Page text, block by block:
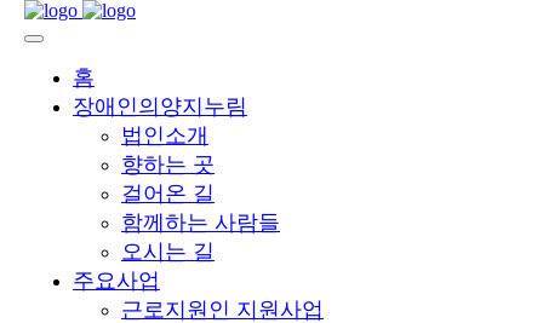
홈
장애인의양지누림
법인소개
향하는 곳
걸어온 길
함께하는 사람들
오시는 길
주요사업
근로지원인 지원사업